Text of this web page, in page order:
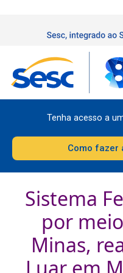
Tenha acesso a
Como fazer
Sistema
por
Minas,